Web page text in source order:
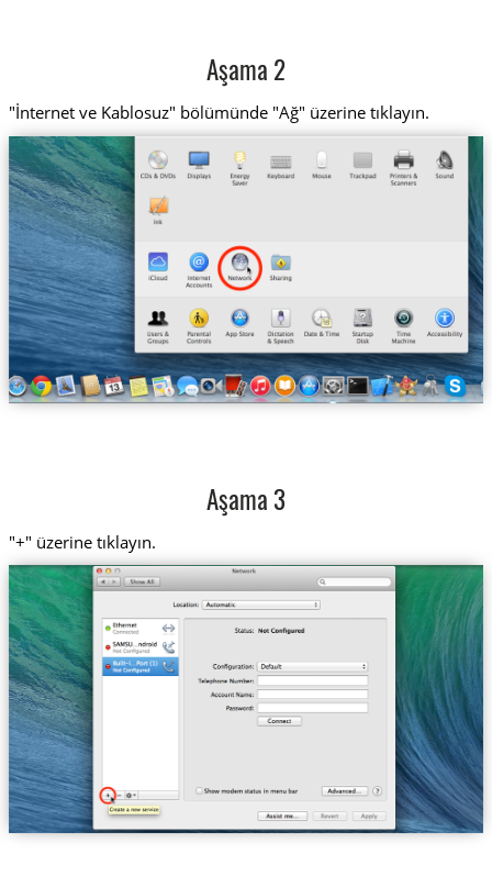
Aşama 2
"İnternet ve Kablosuz" bölümünde "Ağ" üzerine tıklayın.
Aşama 3
"+" üzerine tıklayın.